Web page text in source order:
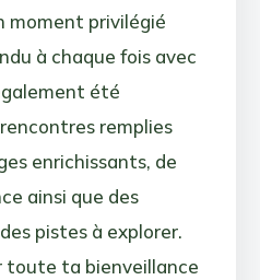
moment privilégié
à chaque fois avec
été
remplies
enrichissants, de
ainsi que des
pistes à explorer.
toute ta bienveillance